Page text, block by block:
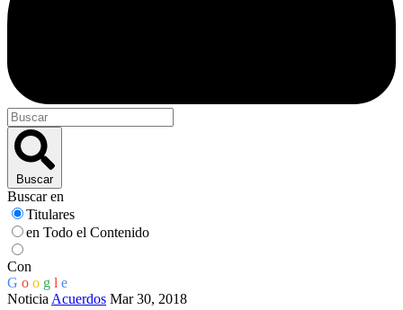
Buscar
Buscar en
Titulares
en Todo el Contenido
Con
G o o g l e
Noticia Acuerdos Mar 30, 2018